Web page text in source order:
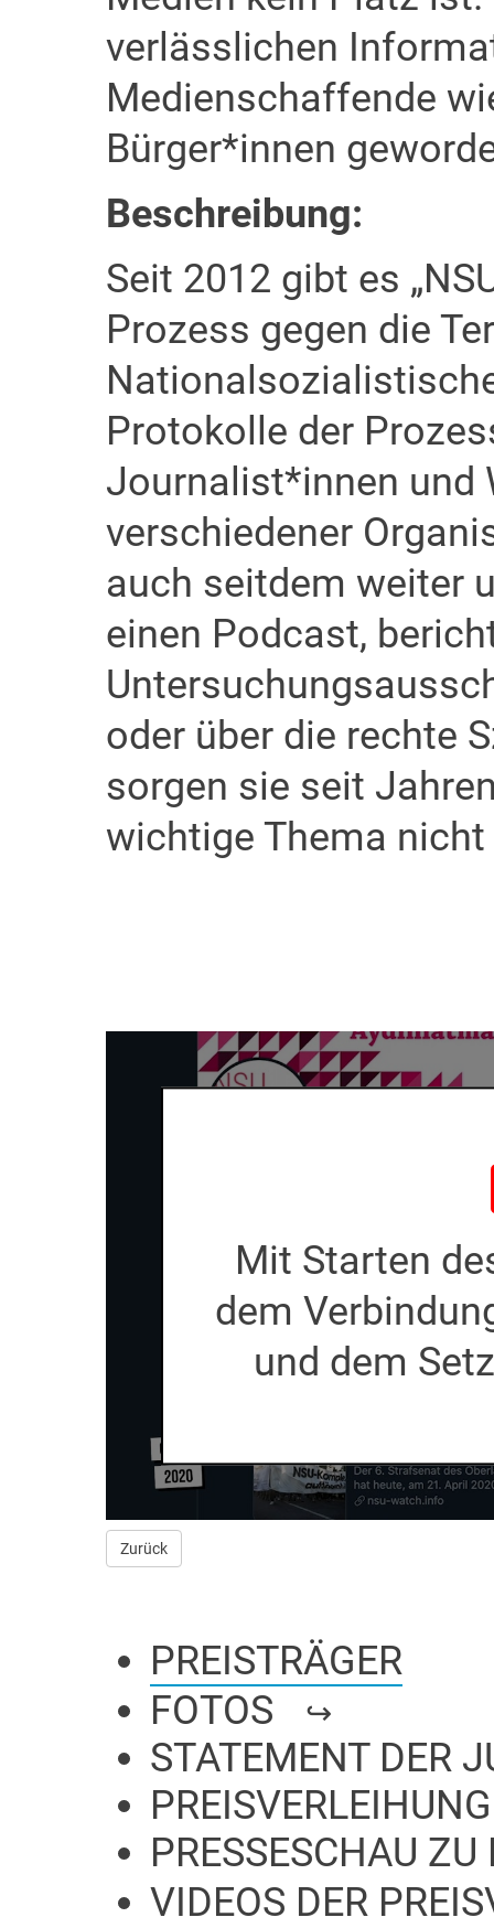
verlässlichen
Medienschaffende
Bürger*innen
Beschreibung:
Seit 2012 gibt es
Prozess gegen die
Protokolle der
Journalist*innen und
verschiedener
auch seitdem weiter
einen Podcast,
oder über die rechte
sorgen sie seit
wichtige Thema
Mit Starten
dem
Zurück
PREISTRÄGER
FOTOS
STATEMENT DER
PREISVERLEIHUNG
PRESSESCHAU
VIDEOS DER